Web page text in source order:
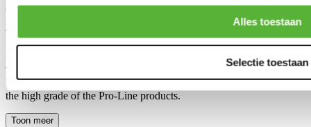
Alles toestaan
Selectie toestaan
created, so we can make 2 different collections in our own product
range.
The Pro-Line is in general a slightly higher grade in a slightly higher
price range, compared to the Tuner-line. Often noticable in the final
finish and durability of the product.
This does not mean that the Tuner-line products are ''bad quality''
but are in general an affordable alternative for those who don't need
the high grade of the Pro-Line products.
Toon meer